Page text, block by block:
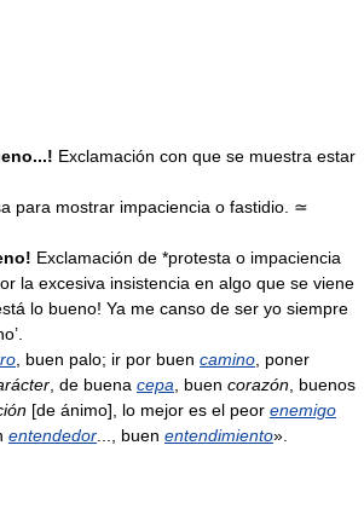
Exclamación con que se muestra estar
para mostrar impaciencia o fastidio. ≃
Exclamación de *protesta o impaciencia
la excesiva insistencia en algo que se viene
lo bueno! Ya me canso de ser yo siempre
, buen palo; ir por buen camino , poner
, de buena cepa , buen corazón , buenos
[de ánimo], lo mejor es el peor enemigo
entendedor ..., buen entendimiento».